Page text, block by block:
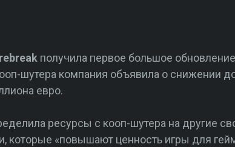
получила первое большое
шутера компания объявила о снижении
евро.
ресурсы с кооп-шутера на другие
которые «повышают ценность игры для